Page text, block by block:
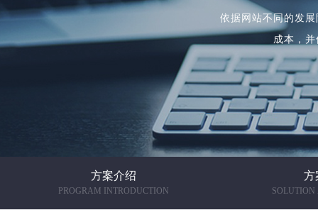
依据网站不同的发
成本，
方案介绍
PROGRAM INTRODUCTION
方
SOLUTION